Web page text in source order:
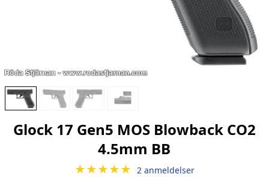
Glock 17 Gen5 MOS Blowback CO2
4.5mm BB
★★★★★ 2 anmeldelser